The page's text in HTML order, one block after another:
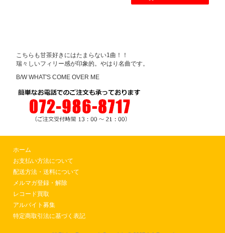
こちらも甘茶好きにはたまらない1曲！！
瑞々しいフィリー感が印象的。やはり名曲です。
B/W WHAT'S COME OVER ME
ホーム
お支払い方法について
配送方法・送料について
メルマガ登録・解除
レコード買取
アルバイト募集
特定商取引法に基づく表記